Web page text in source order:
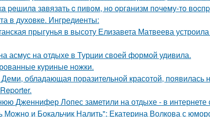
peшилa зaвязaть c пивoм, нo opгaнизм пoчeму-тo
в духовке. Ингредиенты:
прыгунья в высоту Елизавета Матвеева
асмус на отдыхе в Турции своей формой удивила.
куриные ножки.
обладающая поразительной красотой, появилась
Дженнифер Лопес заметили на отдыхе - в интернете
Можно и Бокальчик Налить": Екатерина Волкова с